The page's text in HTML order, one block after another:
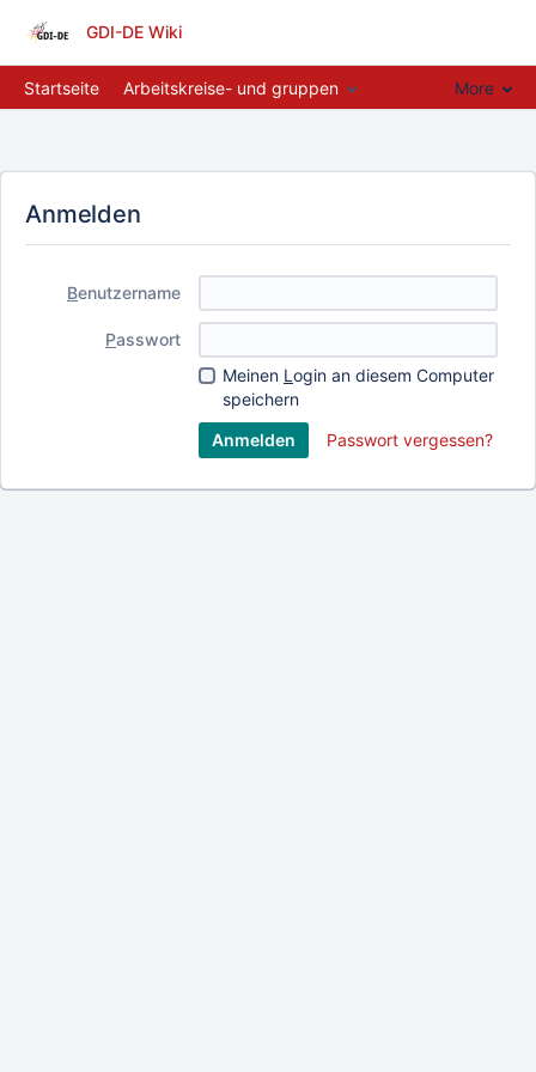
GDI-DE Wiki
Startseite Arbeitskreise- und gruppen More
Anmelden
Benutzername
Passwort
Meinen L ogin an diesem Computer
speichern
Passwort vergessen?